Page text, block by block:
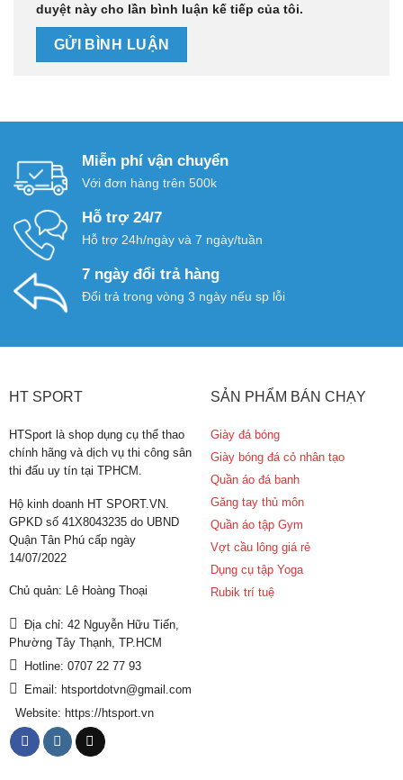
duyệt này cho lần bình luận kế tiếp của tôi.
Miễn phí vận chuyển
Với đơn hàng trên 500k
Hỗ trợ 24/7
Hỗ trợ 24h/ngày và 7 ngày/tuần
7 ngày đổi trả hàng
Đổi trả trong vòng 3 ngày nếu sp lỗi
HT SPORT
HTSport là shop dụng cụ thể thao
chính hãng và dịch vụ thi công sân
thi đấu uy tín tại TPHCM.
Hộ kinh doanh HT SPORT.VN.
GPKD số 41X8043235 do UBND
Quận Tân Phú cấp ngày
14/07/2022
Chủ quản: Lê Hoàng Thoại
Địa chỉ: 42 Nguyễn Hữu Tiến,
Phường Tây Thạnh, TP.HCM
Hotline: 0707 22 77 93
Email: htsportdotvn@gmail.com
Website: https://htsport.vn
SẢN PHẨM BÁN CHẠY
Giày đá bóng
Giày bóng đá cỏ nhân tạo
Quần áo đá banh
Găng tay thủ môn
Quần áo tập Gym
Vợt cầu lông giá rẻ
Dụng cụ tập Yoga
Rubik trí tuệ